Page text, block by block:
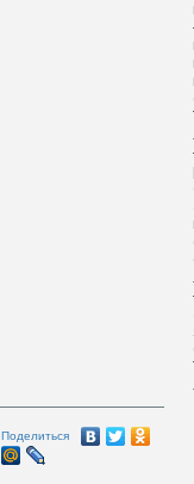
Поделиться